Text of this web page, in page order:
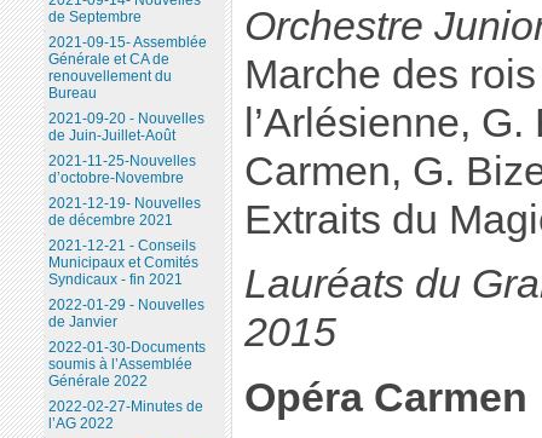
Orchestre
Marche des
l’Arlésienne,
Carmen, G.
Extraits du
Lauréats du
2015
Opéra Carmen
de Septembre
2021-09-15- Assemblée
Générale et CA de
renouvellement du
Bureau
2021-09-20 - Nouvelles
de Juin-Juillet-Août
2021-11-25-Nouvelles
d’octobre-Novembre
2021-12-19- Nouvelles
de décembre 2021
2021-12-21 - Conseils
Municipaux et Comités
Syndicaux - fin 2021
2022-01-29 - Nouvelles
de Janvier
2022-01-30-Documents
soumis à l’Assemblée
Générale 2022
2022-02-27-Minutes de
l’AG 2022